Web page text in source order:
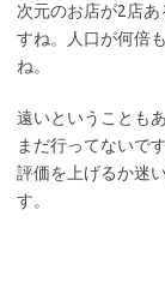
次元のお店が2店
すね。人口が何倍
ね。
遠いということも
まだ行ってないで
評価を上げるか迷
す。